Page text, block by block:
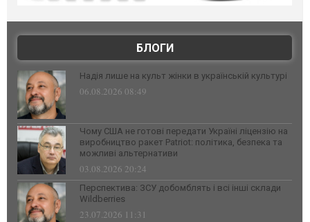
БЛОГИ
Надія лише на культ жінки в українській культурі
06.08.2026 08:49
Чому США не готові передати Україні ліцензію на
виробництво ракет Patriot: політика, безпека та
можливі альтернативи
03.08.2026 20:24
Перспектива: ЗСУ добомблять і всі інші склади
Wildberries
23.07.2026 11:31